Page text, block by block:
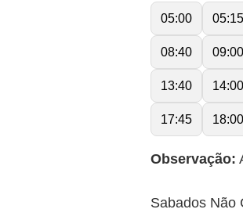
05:00 05:15
08:40 09:00
13:40 14:00
17:45 18:00
Observação:
Sabados Não